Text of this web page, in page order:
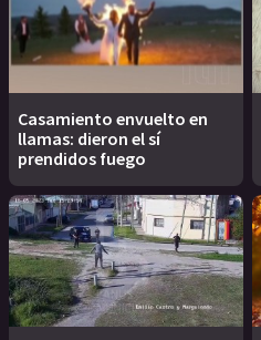
Casamiento envuelto en
llamas: dieron el sí
prendidos fuego